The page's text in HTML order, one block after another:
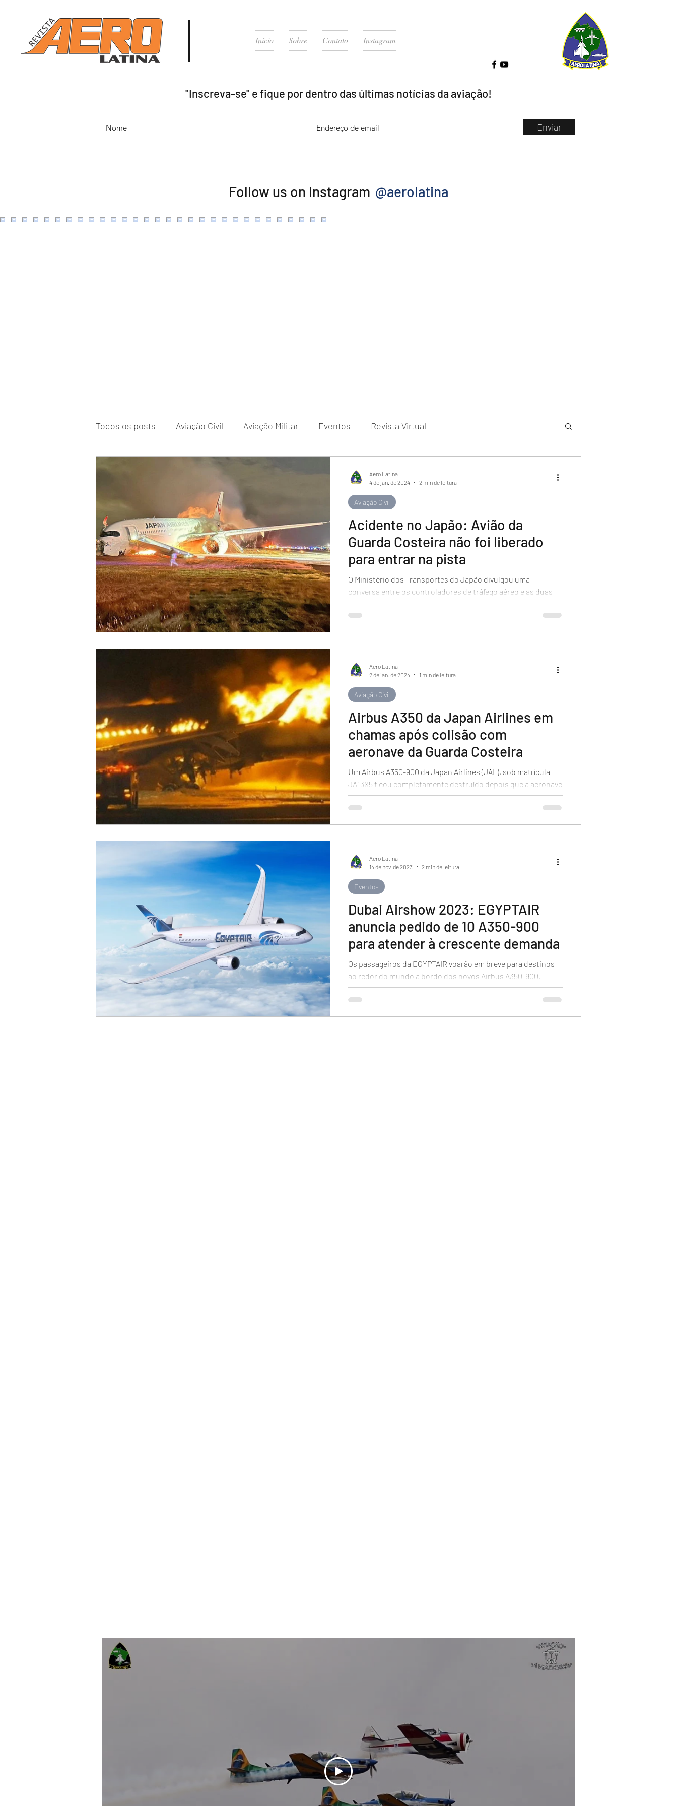
Início Sobre Contato Instagram
"Inscreva-se" e fique por dentro das últimas notícias da aviação!
Enviar
Follow us on Instagram @aerolatina
Todos os posts Aviação Civil Aviação Militar Eventos Revista Virtual
PR-WILL - Meu Diário de Bordo
Acidente no Japão: Avião da
Guarda Costeira não foi liberado
para entrar na pista
O Ministério dos Transportes do Japão divulgou uma
conversa entre os controladores de tráfego aéreo e as duas
aeronaves momentos antes de...
Aviação Civil
Aero Latina
4 de jan. de 2024
2 min de leitura
Airbus A350 da Japan Airlines em
chamas após colisão com
aeronave da Guarda Costeira
Um Airbus A350-900 da Japan Airlines (JAL), sob matrícula
JA13X5 ficou completamente destruído depois que a aeronave
se chocou com outra...
Aviação Civil
Aero Latina
2 de jan. de 2024
1 min de leitura
Dubai Airshow 2023: EGYPTAIR
anuncia pedido de 10 A350-900
para atender à crescente demanda
Os passageiros da EGYPTAIR voarão em breve para destinos
ao redor do mundo a bordo dos novos Airbus A350-900,
depois que a companhia...
Eventos
Aero Latina
14 de nov. de 2023
2 min de leitura